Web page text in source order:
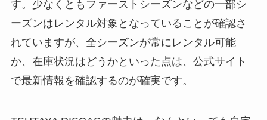
す。少なくともファーストシーズンなどの一部シ
ーズンはレンタル対象となっていることが確認さ
れていますが、全シーズンが常にレンタル可能
か、在庫状況はどうかといった点は、公式サイト
で最新情報を確認するのが確実です。